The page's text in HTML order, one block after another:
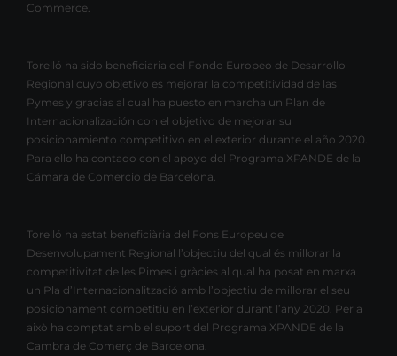
Commerce.
Torelló ha sido beneficiaria del Fondo Europeo de Desarrollo
Regional cuyo objetivo es mejorar la competitividad de las
Pymes y gracias al cual ha puesto en marcha un Plan de
Internacionalización con el objetivo de mejorar su
posicionamiento competitivo en el exterior durante el año 2020.
Para ello ha contado con el apoyo del Programa XPANDE de la
Cámara de Comercio de Barcelona.
Torelló ha estat beneficiària del Fons Europeu de
Desenvolupament Regional l’objectiu del qual és millorar la
competitivitat de les Pimes i gràcies al qual ha posat en marxa
un Pla d’Internacionalització amb l’objectiu de millorar el seu
posicionament competitiu en l’exterior durant l’any 2020. Per a
això ha comptat amb el suport del Programa XPANDE de la
Cambra de Comerç de Barcelona.